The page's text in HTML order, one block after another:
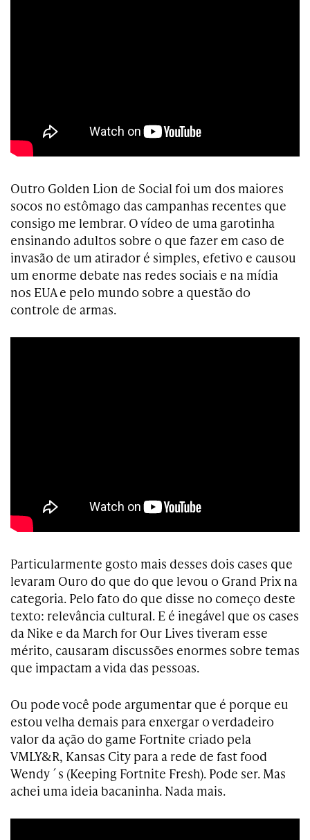
Outro Golden Lion de Social foi um dos maiores
socos no estômago das campanhas recentes que
consigo me lembrar. O vídeo de uma garotinha
ensinando adultos sobre o que fazer em caso de
invasão de um atirador é simples, efetivo e causou
um enorme debate nas redes sociais e na mídia
nos EUA e pelo mundo sobre a questão do
controle de armas.
Particularmente gosto mais desses dois cases que
levaram Ouro do que do que levou o Grand Prix na
categoria. Pelo fato do que disse no começo deste
texto: relevância cultural. E é inegável que os cases
da Nike e da March for Our Lives tiveram esse
mérito, causaram discussões enormes sobre temas
que impactam a vida das pessoas.
Ou pode você pode argumentar que é porque eu
estou velha demais para enxergar o verdadeiro
valor da ação do game Fortnite criado pela
VMLY&R, Kansas City para a rede de fast food
Wendy´s (Keeping Fortnite Fresh). Pode ser. Mas
achei uma ideia bacaninha. Nada mais.